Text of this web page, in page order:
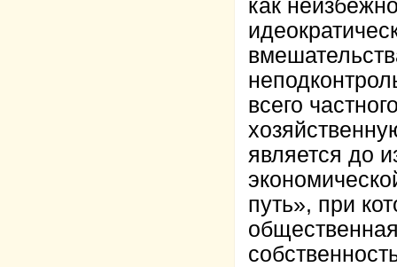
как
всего
является до
путь», при